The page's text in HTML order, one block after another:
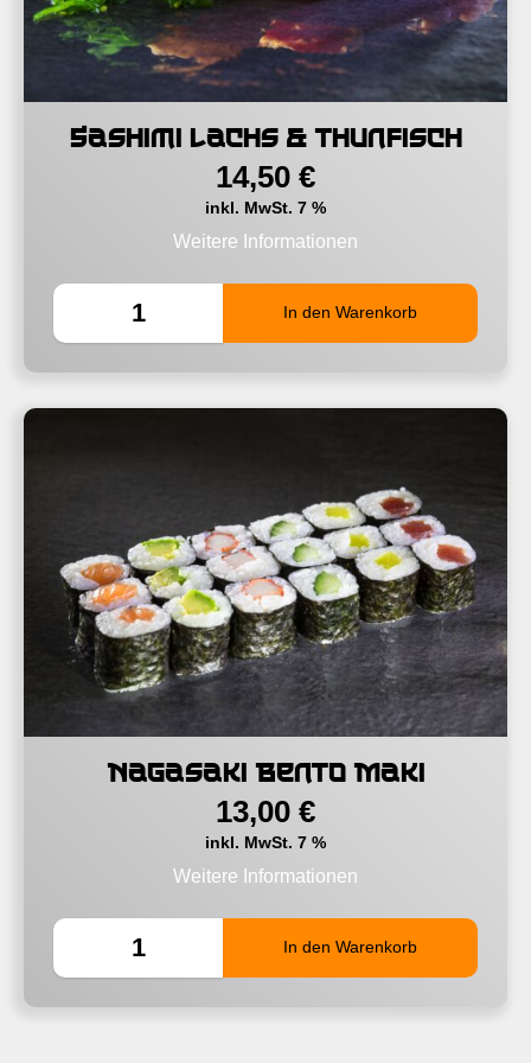
Sashimi Lachs & Thunfisch
14,50 €
inkl. MwSt. 7 %
Weitere Informationen
Nagasaki Bento Maki
13,00 €
inkl. MwSt. 7 %
Weitere Informationen